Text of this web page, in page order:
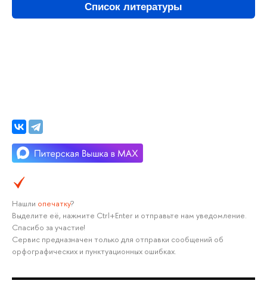
Список литературы
Нашли опечатку?
Выделите её, нажмите Ctrl+Enter и отправьте нам уведомление.
Спасибо за участие!
Сервис предназначен только для отправки сообщений об
орфографических и пунктуационных ошибках.